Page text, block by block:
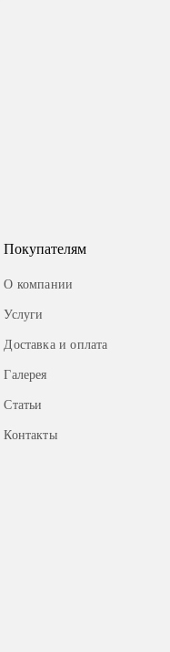
Покупателям
О компании
Услуги
Доставка и оплата
Галерея
Статьи
Контакты